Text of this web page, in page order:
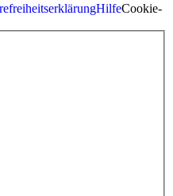
HilfeCookie-